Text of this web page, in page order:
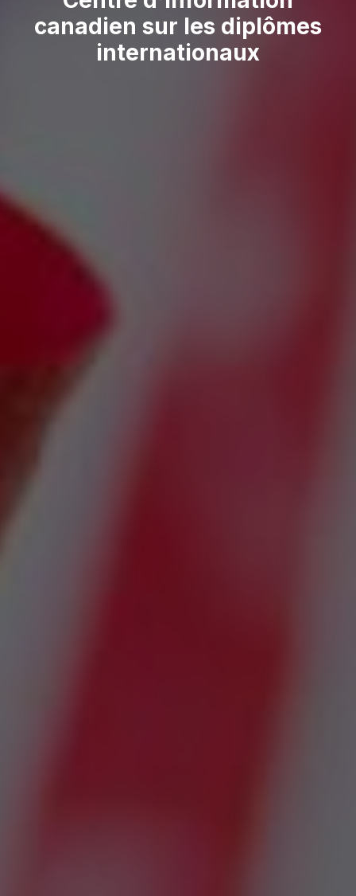
canadien sur les diplômes
internationaux